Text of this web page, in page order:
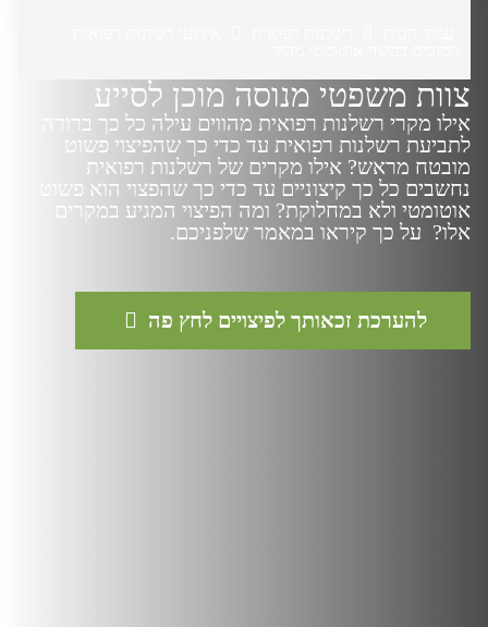
צוות משפטי מנוסה מוכן לסייע
אילו מקרי רשלנות רפואית מהווים עילה כל כך ברורה
לתביעת רשלנות רפואית עד כדי כך שהפיצוי פשוט
מובטח מראש? אילו מקרים של רשלנות רפואית
נחשבים כל כך קיצוניים עד כדי כך שהפצוי הוא פשוט
אוטומטי ולא במחלוקת? ומה הפיצוי המגיע במקרים
אלו? על כך קיראו במאמר שלפניכם.
להערכת זכאותך לפיצויים לחץ פה